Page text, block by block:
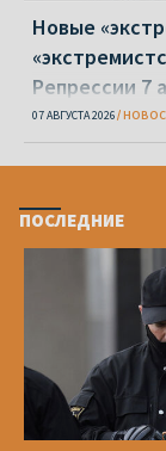
Новые
Репрессии 7
07 АВГУСТА 2026
ПОСЛЕДНИЕ